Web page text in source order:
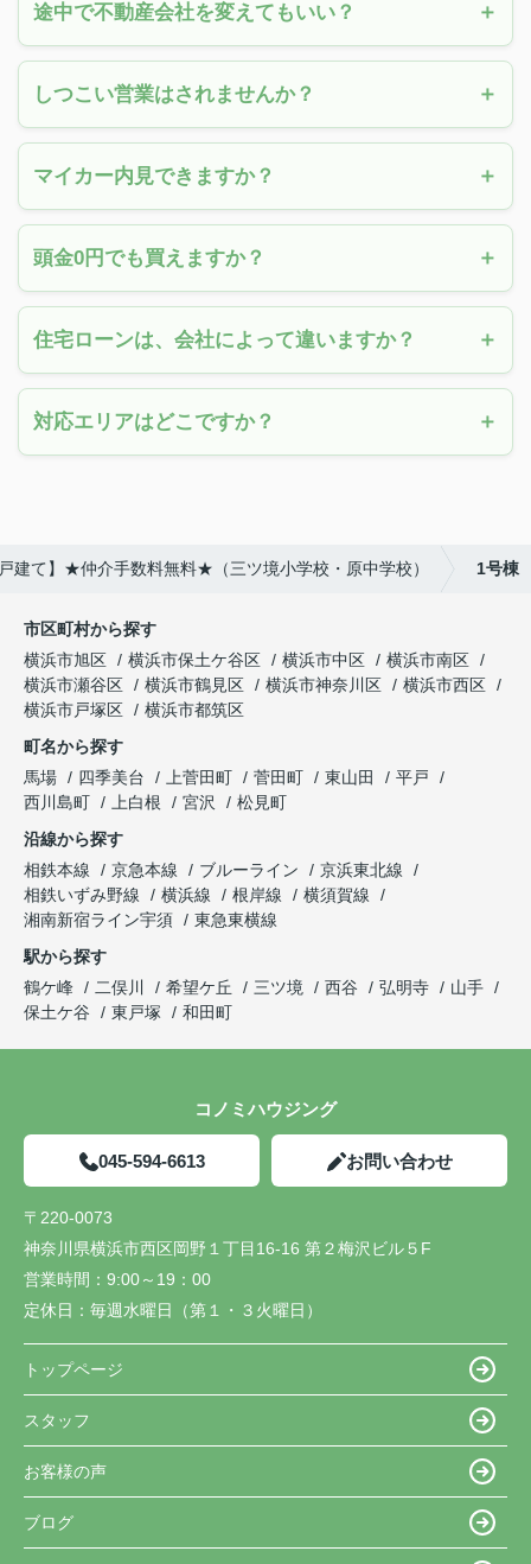
途中で不動産会社を変えてもいい？
しつこい営業はされませんか？
マイカー内見できますか？
頭金0円でも買えますか？
住宅ローンは、会社によって違いますか？
対応エリアはどこですか？
建て】★仲介手数料無料★（三ツ境小学校・原中学校） 1号棟
市区町村から探す
横浜市旭区
横浜市保土ケ谷区 横浜市中区
横浜市南区
横浜市瀬谷区
横浜市鶴見区 横浜市神奈川区
横浜市西区
横浜市戸塚区
横浜市都筑区
町名から探す
馬場
四季美台 上菅田町 菅田町 東山田
平戸
西川島町
上白根 宮沢
松見町
沿線から探す
相鉄本線
京急本線 ブルーライン
京浜東北線
相鉄いずみ野線
横浜線 根岸線
横須賀線
湘南新宿ライン宇須
東急東横線
駅から探す
鶴ケ峰
二俣川 希望ケ丘 三ツ境 西谷 弘明寺
山手
保土ケ谷
東戸塚 和田町
コノミハウジング
045-594-6613 お問い合わせ
〒220-0073
神奈川県横浜市西区岡野１丁目16-16 第２梅沢ビル５F
営業時間： 9:00～19：00
定休日： 毎週水曜日（第１・３火曜日）
トップページ
スタッフ
お客様の声
ブログ